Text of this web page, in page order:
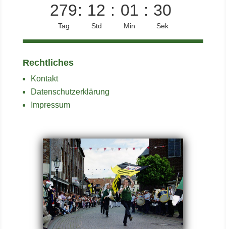
279
Tag
: 12
Std
: 01
Min
: 29
Sek
Rechtliches
Kontakt
Datenschutzerklärung
Impressum